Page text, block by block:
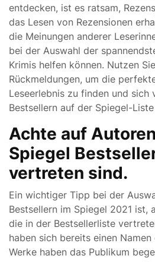
entdecken, ist es ratsam,
das Lesen von Rezensionen
die Meinungen anderer
bei der Auswahl der
Krimis helfen können. Nutzen
Rückmeldungen, um die
Leseerlebnis zu finden und sich
Bestsellern auf der Spiegel-
Achte auf
Spiegel
vertreten sind.
Ein wichtiger Tipp bei der
Bestsellern im Spiegel 2021 ist,
die in der Bestsellerliste
haben sich bereits einen
Werke haben das Publikum